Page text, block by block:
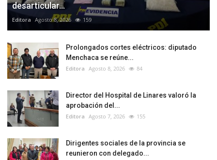
desarticular...
Editora Agosto 8, 2026 159
Prolongados cortes eléctricos: diputado
Menchaca se reúne...
Editora Agosto 8, 2026 84
Director del Hospital de Linares valoró la
aprobación del...
Editora Agosto 7, 2026 155
Dirigentes sociales de la provincia se
reunieron con delegado...